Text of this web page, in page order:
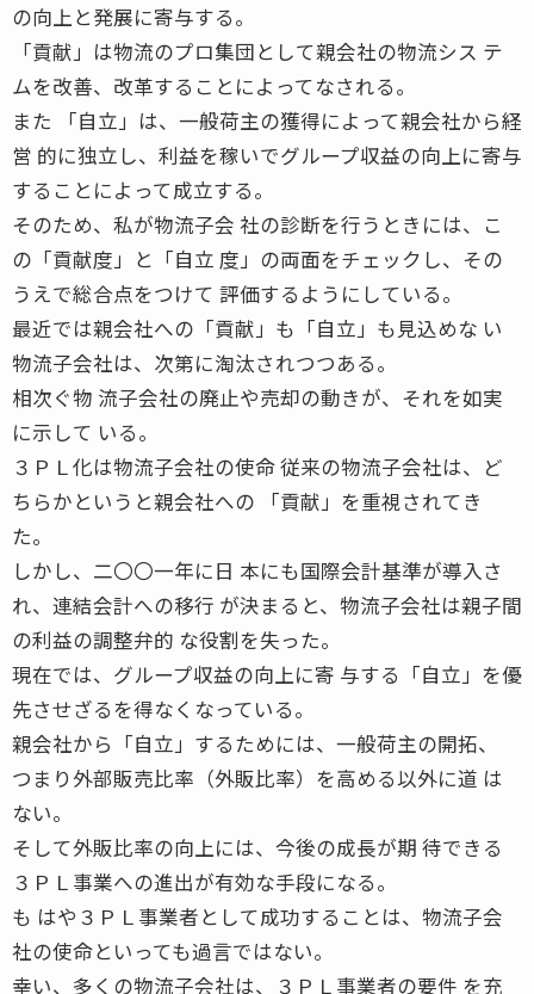
の向上と発展に寄与する。
「貢献」は物流のプロ集団として親会社の物流シス テ
ムを改善、改革することによってなされる。
また 「自立」は、一般荷主の獲得によって親会社から経
営 的に独立し、利益を稼いでグループ収益の向上に寄与
することによって成立する。
そのため、私が物流子会 社の診断を行うときには、こ
の「貢献度」と「自立 度」の両面をチェックし、その
うえで総合点をつけて 評価するようにしている。
最近では親会社への「貢献」も「自立」も見込めな い
物流子会社は、次第に淘汰されつつある。
相次ぐ物 流子会社の廃止や売却の動きが、それを如実
に示して いる。
３ＰＬ化は物流子会社の使命 従来の物流子会社は、ど
ちらかというと親会社への 「貢献」を重視されてき
た。
しかし、二〇〇一年に日 本にも国際会計基準が導入さ
れ、連結会計への移行 が決まると、物流子会社は親子間
の利益の調整弁的 な役割を失った。
現在では、グループ収益の向上に寄 与する「自立」を優
先させざるを得なくなっている。
親会社から「自立」するためには、一般荷主の開拓、
つまり外部販売比率（外販比率）を高める以外に道 は
ない。
そして外販比率の向上には、今後の成長が期 待できる
３ＰＬ事業への進出が有効な手段になる。
も はや３ＰＬ事業者として成功することは、物流子会
社の使命といっても過言ではない。
幸い、多くの物流子会社は、３ＰＬ事業者の要件 を充